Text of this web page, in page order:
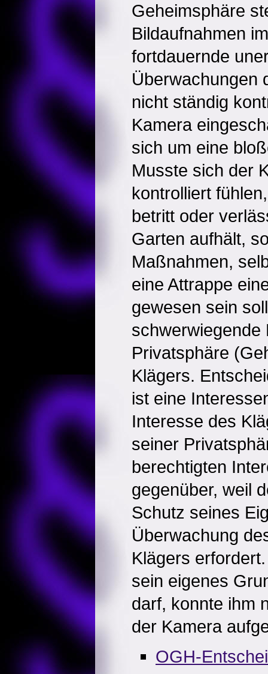
Geheimsphäre
Bildaufnahmen
fortdauernde
Überwachungen
nicht ständig
Kamera
sich um eine
Musste sich der
kontrolliert
betritt oder
Garten aufhält,
Maßnahmen,
eine Attrappe
gewesen sein
schwerwiegende
Privatsphäre
Klägers.
ist eine
Interesse des
seiner
berechtigten
gegenüber, weil
Schutz seines
Überwachung
Klägers
sein eigenes
darf, konnte ihm
der Kamera
OGH-